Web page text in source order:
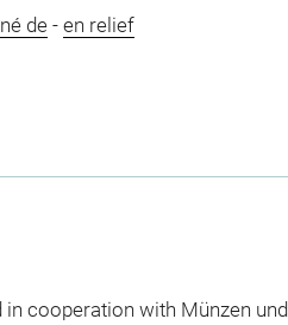
de- en relief
cooperation with Münzen und